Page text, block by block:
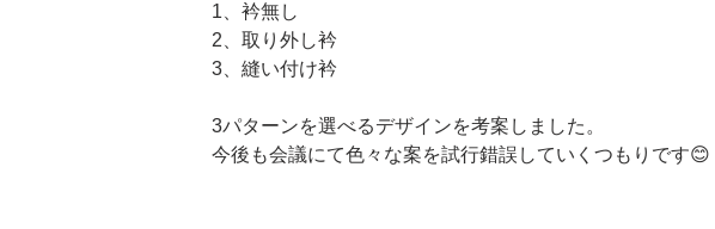
1、衿無し
2、取り外し衿
3、縫い付け衿
3パターンを選べるデザインを考案しました。
今後も会議にて色々な案を試行錯誤していくつもりです😊